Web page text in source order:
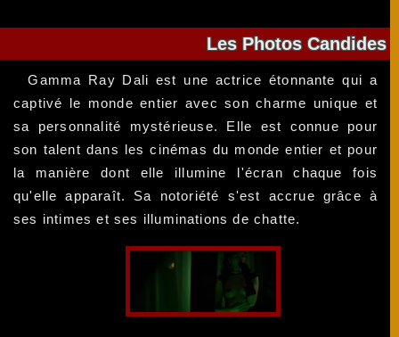
Les Photos Candides
Gamma Ray Dali est une actrice étonnante qui a
captivé le monde entier avec son charme unique et
sa personnalité mystérieuse. Elle est connue pour
son talent dans les cinémas du monde entier et pour
la manière dont elle illumine l'écran chaque fois
qu'elle apparaît. Sa notoriété s'est accrue grâce à
ses intimes et ses illuminations de chatte.